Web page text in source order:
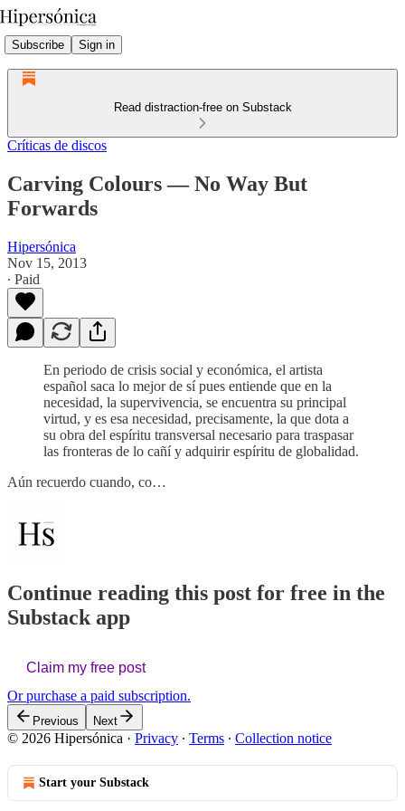
Subscribe Sign in
Read distraction-free on Substack
Críticas de discos
Carving Colours — No Way But
Forwards
Hipersónica
Nov 15, 2013
∙ Paid
En periodo de crisis social y económica, el artista
español saca lo mejor de sí pues entiende que en la
necesidad, la supervivencia, se encuentra su principal
virtud, y es esa necesidad, precisamente, la que dota a
su obra del espíritu transversal necesario para traspasar
las fronteras de lo cañí y adquirir espíritu de globalidad.
Aún recuerdo cuando, co…
Continue reading this post for free in the
Substack app
Claim my free post
Or purchase a paid subscription.
Previous Next
© 2026 Hipersónica · Privacy ∙ Terms ∙ Collection notice
Start your Substack